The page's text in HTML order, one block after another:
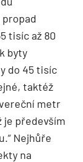
tisíc až 80
byty
do 45 tisíc
taktéž
metr
je především
Nejhůře
na